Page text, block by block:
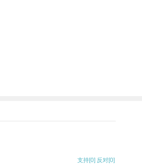
支持[0] 反对[0]